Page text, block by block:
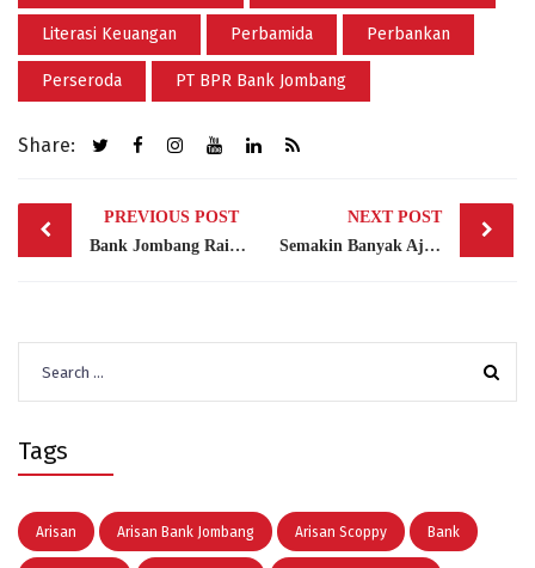
Literasi Keuangan Perbamida Perbankan
Perseroda PT BPR Bank Jombang
Share:
Post
navigation
PREVIOUS POST
Bank Jombang Raih Sertifikasi ISO 9001:2015, Wujud Komitmen Tingkatkan Kualitas Layanan
NEXT POST
Semakin Banyak Ajak, Semakin Untung di Member Get Member Simarmas Hoki Batch II
for:
Tags
Arisan Arisan Bank Jombang Arisan Scoppy Bank